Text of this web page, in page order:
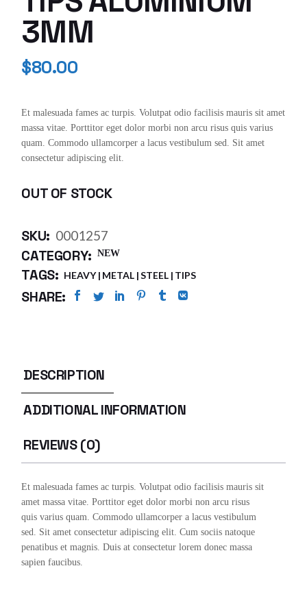
3MM
$80.00
Et malesuada fames ac turpis. Volutpat odio facilisis mauris sit amet
massa vitae. Porttitor eget dolor morbi non arcu risus quis varius
quam. Commodo ullamcorper a lacus vestibulum sed. Sit amet
consectetur adipiscing elit.
OUT OF STOCK
SKU: 0001257
CATEGORY: NEW
TAGS: HEAVY METAL STEEL TIPS
SHARE:
DESCRIPTION
ADDITIONAL INFORMATION
REVIEWS (0)
Et malesuada fames ac turpis. Volutpat odio facilisis mauris sit
amet massa vitae. Porttitor eget dolor morbi non arcu risus
quis varius quam. Commodo ullamcorper a lacus vestibulum
sed. Sit amet consectetur adipiscing elit. Cum sociis natoque
penatibus et magnis. Duis at consectetur lorem donec massa
sapien faucibus.